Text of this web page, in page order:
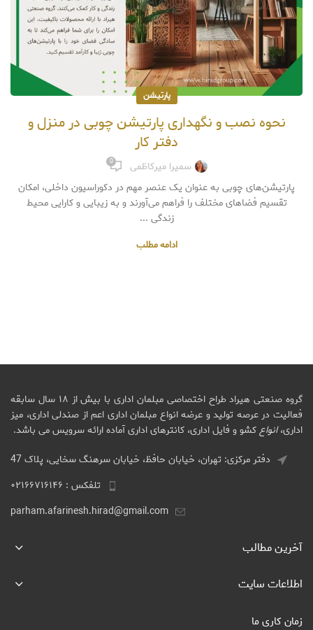
پارتیشن
نحوه نصب و نگهداری پارتیشن چوبی در منزل و
دفتر کار
سمیرا میرکاظمی 0
پارتیشن‌های چوبی به عنوان یک عنصر مهم در دکوراسیون داخلی، امکان
تقسیم فضاهای مختلف را فراهم می‌آورند و به زیبایی و کارایی محیط
زندگی ...
ادامه مطلب
گروه صنعتی هیراد طراح اختصاصی مبلمان اداری با بیش از ۱۸ سال سابقه
فعالیت در عرصه تولید و عرضه انواع مبلمان اداری اعم از صندلی اداری، میز
اداری،انواعکشو و فایل اداری، کانترهای اداری آماده ارائه سرویس می باشد.
دفتر مرکزی: تهران، خیابان حافظ، خیابان سرهنگ سخایی، پلاک 47
تلفکس : ۰۲۱۶۶۷۱۶۱۴۶
parham.afarinesh.hirad@gmail.com
آخرین مطالب
اطلاعات سایت
زمان کاری ما